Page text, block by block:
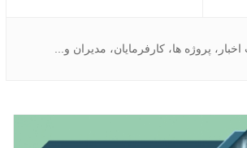
پروژه ها، کارفرمایان، مدیران و...